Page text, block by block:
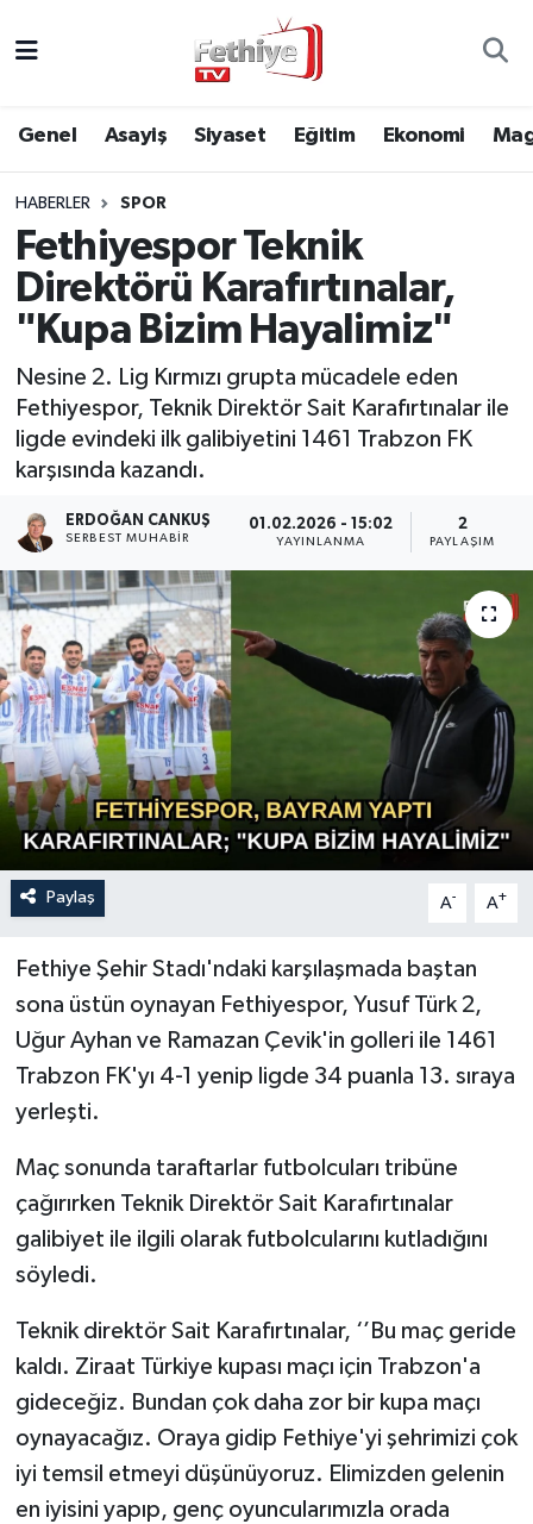
Genel Asayiş Siyaset Eğitim Ekonomi
HABERLER SPOR
Fethiyespor Teknik
Direktörü Karafırtınalar,
"Kupa Bizim Hayalimiz"
Nesine 2. Lig Kırmızı grupta mücadele eden
Fethiyespor, Teknik Direktör Sait Karafırtınalar ile
ligde evindeki ilk galibiyetini 1461 Trabzon FK
karşısında kazandı.
ERDOĞAN CANKUŞ
SERBEST MUHABIR
01.02.2026 - 15:02
YAYINLANMA
2
PAYLAŞIM
Paylaş A- A+
Fethiye Şehir Stadı'ndaki karşılaşmada baştan
sona üstün oynayan Fethiyespor, Yusuf Türk 2,
Uğur Ayhan ve Ramazan Çevik'in golleri ile 1461
Trabzon FK'yı 4-1 yenip ligde 34 puanla 13. sıraya
yerleşti.
Maç sonunda taraftarlar futbolcuları tribüne
çağırırken Teknik Direktör Sait Karafırtınalar
galibiyet ile ilgili olarak futbolcularını kutladığını
söyledi.
Teknik direktör Sait Karafırtınalar, ‘’Bu maç geride
kaldı. Ziraat Türkiye kupası maçı için Trabzon'a
gideceğiz. Bundan çok daha zor bir kupa maçı
oynayacağız. Oraya gidip Fethiye'yi şehrimizi çok
iyi temsil etmeyi düşünüyoruz. Elimizden gelenin
en iyisini yapıp, genç oyuncularımızla orada
Asayiş
Eğitim
Ekonomi
Spor
Turizm
Muğla Hava Durumu
Muğla Namaz Vakitleri
Muğla Trafik Yoğunluk Haritası
Süper Lig Puan Durumu ve Fikstür
Tüm Manşetler
Son Dakika Haberleri
Haber Arşivi